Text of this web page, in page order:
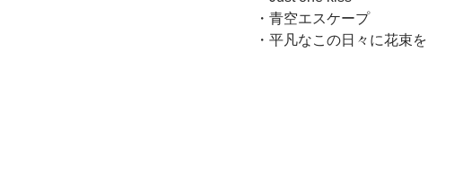
・青空エスケープ
・平凡なこの日々に花束を